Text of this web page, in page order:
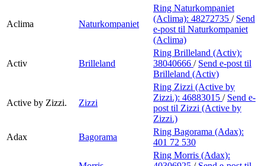
Aclima Naturkompaniet
Ring Naturkompaniet
(Aclima): 48272735 / Send
e-post til Naturkompaniet
(Aclima)
Activ Brilleland
Ring Brilleland (Activ):
38040666 / Send e-post til
Brilleland (Activ)
Active by Zizzi. Zizzi
Ring Zizzi (Active by
Zizzi.): 46883015 / Send e-
post til Zizzi (Active by
Zizzi.)
Adax
Bagorama
Ring Bagorama (Adax):
401 72 530
Ring Morris (Adax):